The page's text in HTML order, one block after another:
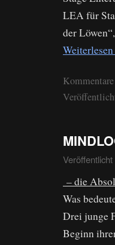
LEA für
der
Weiterlesen
– die
Was
Drei junge
Beginn